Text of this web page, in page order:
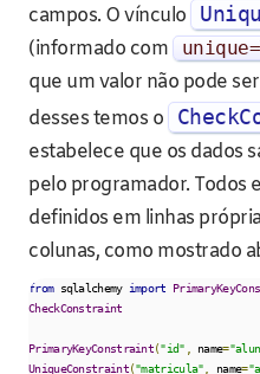
campos. O vínculo
(informado com unique=
que um valor não pode
desses temos o
estabelece que os dados
pelo programador. Todos
definidos em linhas
colunas, como mostrado
from sqlalchemy import
CheckConstraint
PrimaryKeyConstraint("id" name=
UniqueConstraint("matricula" name=